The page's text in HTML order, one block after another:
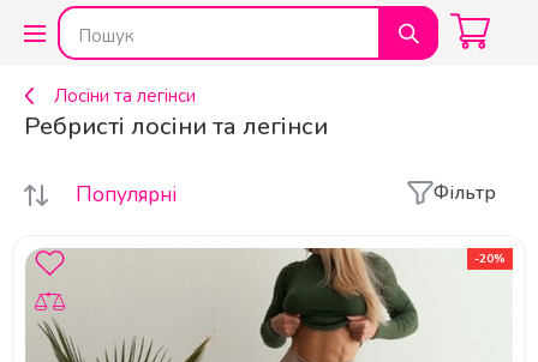
Лосіни та легінси
Ребристі лосіни та легінси
Популярні Фільтр
-20%